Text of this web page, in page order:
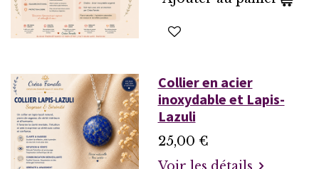
Collier en acier
inoxydable et Lapis-
Lazuli
25,00 €